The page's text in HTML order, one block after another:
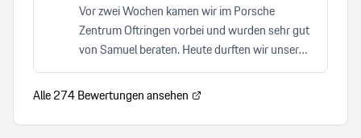
Vor zwei Wochen kamen wir im Porsche
Zentrum Oftringen vorbei und wurden sehr gut
von Samuel beraten. Heute durften wir unser
Auto abholen und waren von A-Z zufrieden. Wir
können Samuel von Herzen und auch das
Porsche Zentrum Oftrigen sehr empfehlen.
Herzlicher, kompetenter Service, der keinen
Alle274Bewertungen ansehen